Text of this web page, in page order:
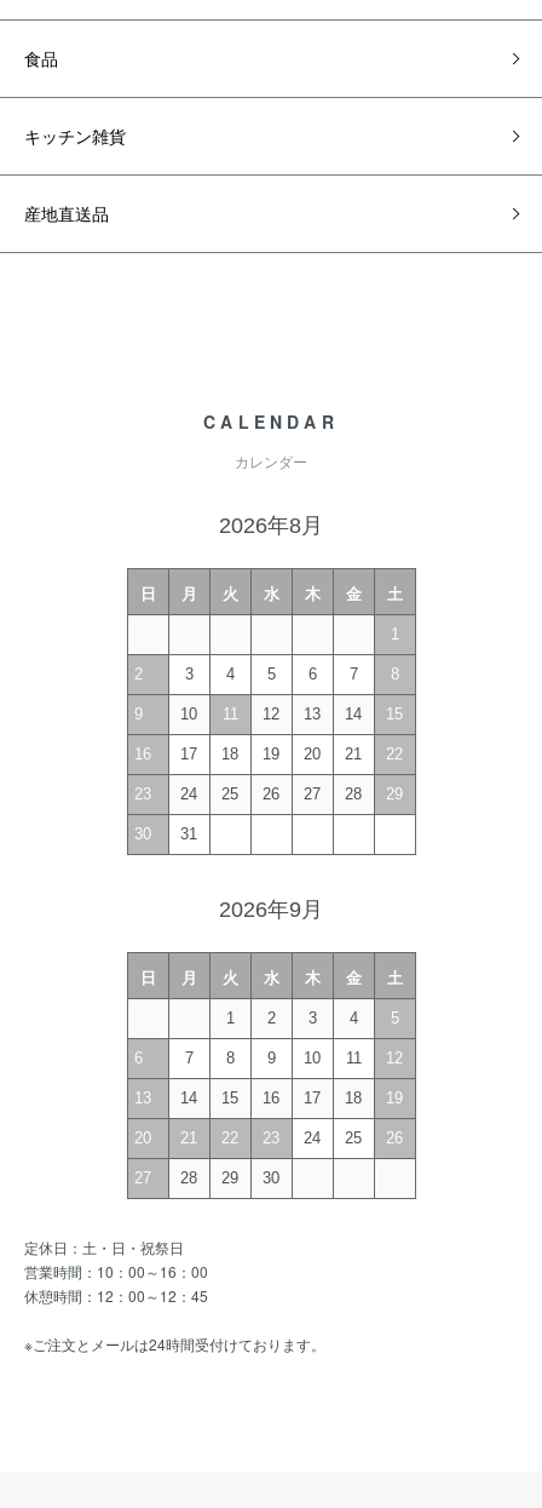
食品
キッチン雑貨
産地直送品
CALENDAR
カレンダー
2026年8月
日 月 火 水 木 金 土
1
2 3 4 5 6 7 8
9 10 11 12 13 14 15
16 17 18 19 20 21 22
23 24 25 26 27 28 29
30 31
2026年9月
日 月 火 水 木 金 土
1 2 3 4 5
6 7 8 9 10 11 12
13 14 15 16 17 18 19
20 21 22 23 24 25 26
27 28 29 30
定休日：土・日・祝祭日
営業時間：10：00～16：00
休憩時間：12：00～12：45
※ご注文とメールは24時間受付けております。